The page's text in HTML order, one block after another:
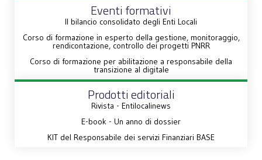
Eventi formativi
Il bilancio consolidato degli Enti Locali
Corso di formazione in esperto della gestione, monitoraggio,
rendicontazione, controllo dei progetti PNRR
Corso di formazione per abilitazione a responsabile della
transizione al digitale
Prodotti editoriali
Rivista - Entilocalinews
E-book - Un anno di dossier
KIT del Responsabile dei servizi Finanziari BASE